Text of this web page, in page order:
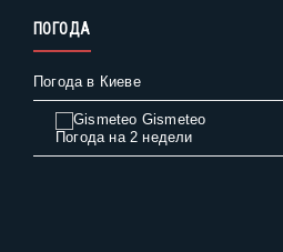
ПОГОДА
Погода в Киеве
Gismeteo
Погода на 2 недели